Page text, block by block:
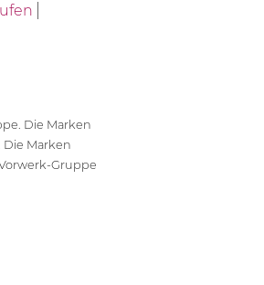
Die Marken
Marken
Gruppe